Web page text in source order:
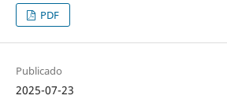
PDF
Publicado
2025-07-23